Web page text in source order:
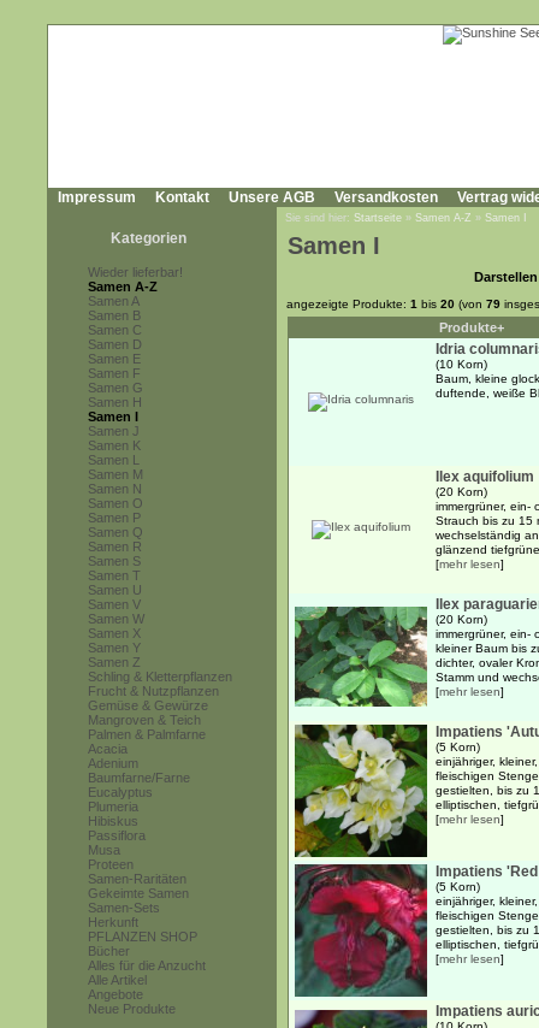
Impressum Kontakt Unsere AGB Versandkosten Vertrag
Kategorien
Wieder lieferbar!
Samen A-Z
Samen A
Samen B
Samen C
Samen D
Samen E
Samen F
Samen G
Samen H
Samen I
Samen J
Samen K
Samen L
Samen M
Samen N
Samen O
Samen P
Samen Q
Samen R
Samen S
Samen T
Samen U
Samen V
Samen W
Samen X
Samen Y
Samen Z
Schling & Kletterpflanzen
Frucht & Nutzpflanzen
Gemüse & Gewürze
Mangroven & Teich
Palmen & Palmfarne
Acacia
Adenium
Baumfarne/Farne
Eucalyptus
Plumeria
Hibiskus
Passiflora
Musa
Proteen
Samen-Raritäten
Gekeimte Samen
Samen-Sets
Herkunft
PFLANZEN SHOP
Bücher
Alles für die Anzucht
Alle Artikel
Angebote
Neue Produkte
Sie sind hier: Startseite » Samen A-Z » Samen I
Samen I
angezeigte Produkte: 1 bis 20 (von 79
Produkte+
Idria
(10 Korn)
Baum, kleine
duftende, weiße
Ilex aquifolium
(20 Korn)
immergrüner, ein-
Strauch bis zu 15
wechselständig
glänzend
[mehr lesen]
Ilex
(20 Korn)
immergrüner, ein-
kleiner Baum bis
dichter, ovaler
Stamm und
[mehr lesen]
Impatiens
(5 Korn)
einjähriger,
fleischigen
gestielten, bis zu
elliptischen,
[mehr lesen]
Impatiens
(5 Korn)
einjähriger,
fleischigen
gestielten, bis zu
elliptischen,
[mehr lesen]
Impatiens